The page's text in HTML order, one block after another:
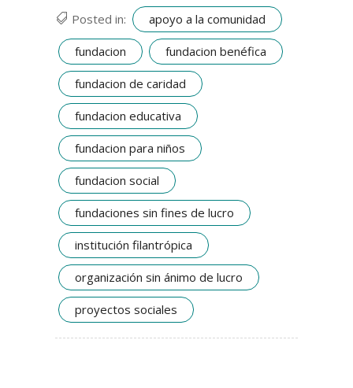
Posted in: apoyo a la comunidad
fundacion fundacion benéfica
fundacion de caridad
fundacion educativa
fundacion para niños
fundacion social
fundaciones sin fines de lucro
institución filantrópica
organización sin ánimo de lucro
proyectos sociales